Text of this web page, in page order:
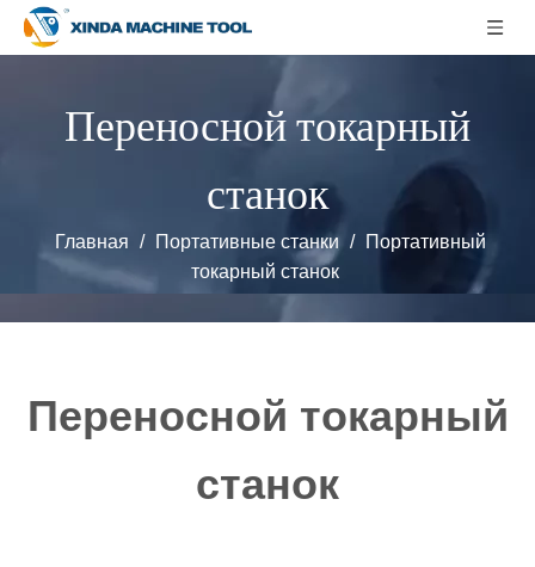
Переносной токарный
станок
Главная / Портативные станки / ‌Портативный
токарный станок
Переносной токарный
станок